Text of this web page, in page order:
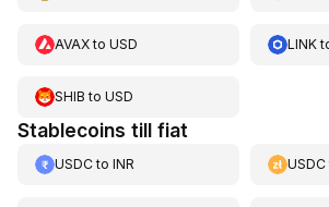
AVAXto USD LINK
SHIB to USD
Stablecoins till fiat
USDCto INR USDC